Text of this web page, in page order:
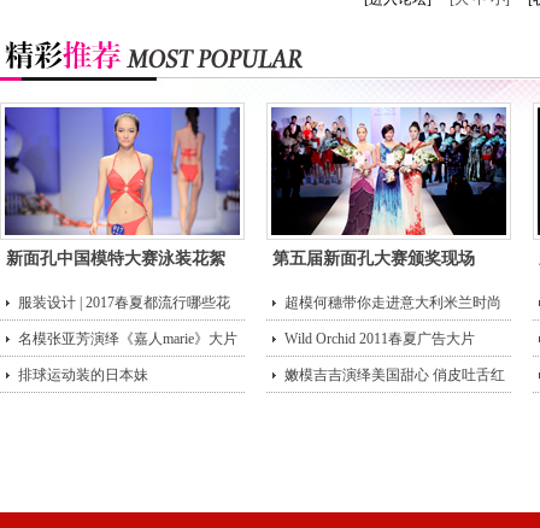
新面孔中国模特大赛泳装花絮 第五届新面孔大赛颁奖现场
服装设计 | 2017春夏都流行哪些花
型？
超模何穗带你走进意大利米兰时尚
街头
名模张亚芳演绎《嘉人marie》大片 Wild Orchid 2011春夏广告大片
排球运动装的日本妹 嫩模吉吉演绎美国甜心 俏皮吐舌红